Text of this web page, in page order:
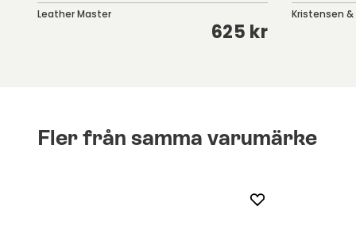
Leather Master
625 kr
Kristensen
Fler från samma varumärke